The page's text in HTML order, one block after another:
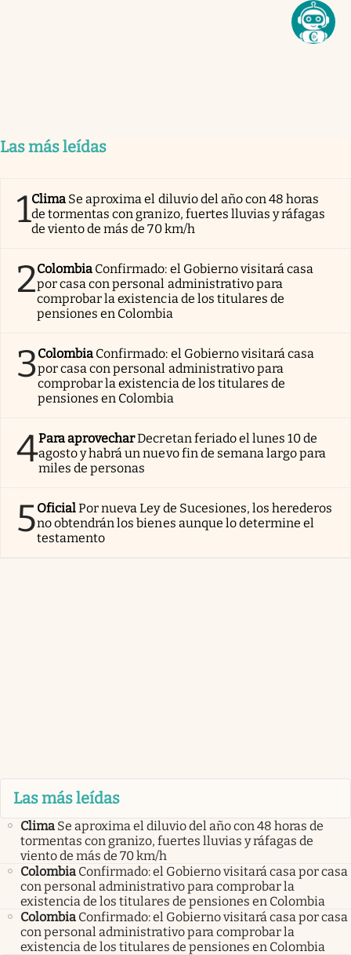
Las más leídas
1Clima Se aproxima el diluvio del año con 48 horas
de tormentas con granizo, fuertes lluvias y ráfagas
de viento de más de 70 km/h
2Colombia Confirmado: el Gobierno visitará casa
por casa con personal administrativo para
comprobar la existencia de los titulares de
pensiones en Colombia
3Colombia Confirmado: el Gobierno visitará casa
por casa con personal administrativo para
comprobar la existencia de los titulares de
pensiones en Colombia
4Para aprovecharDecretan feriado el lunes 10 de
agosto y habrá un nuevo fin de semana largo para
miles de personas
5OficialPor nueva Ley de Sucesiones, los herederos
no obtendrán los bienes aunque lo determine el
testamento
Las más leídas
Clima Se aproxima el diluvio del año con 48 horas de
tormentas con granizo, fuertes lluvias y ráfagas de
viento de más de 70 km/h
Colombia Confirmado: el Gobierno visitará casa por casa
con personal administrativo para comprobar la
existencia de los titulares de pensiones en Colombia
Colombia Confirmado: el Gobierno visitará casa por casa
con personal administrativo para comprobar la
existencia de los titulares de pensiones en Colombia